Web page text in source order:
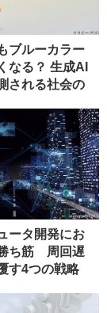
ブルーカラー
なる？ 生成AI
される社会の
ータ開発にお
ち筋 周回遅
す4つの戦略